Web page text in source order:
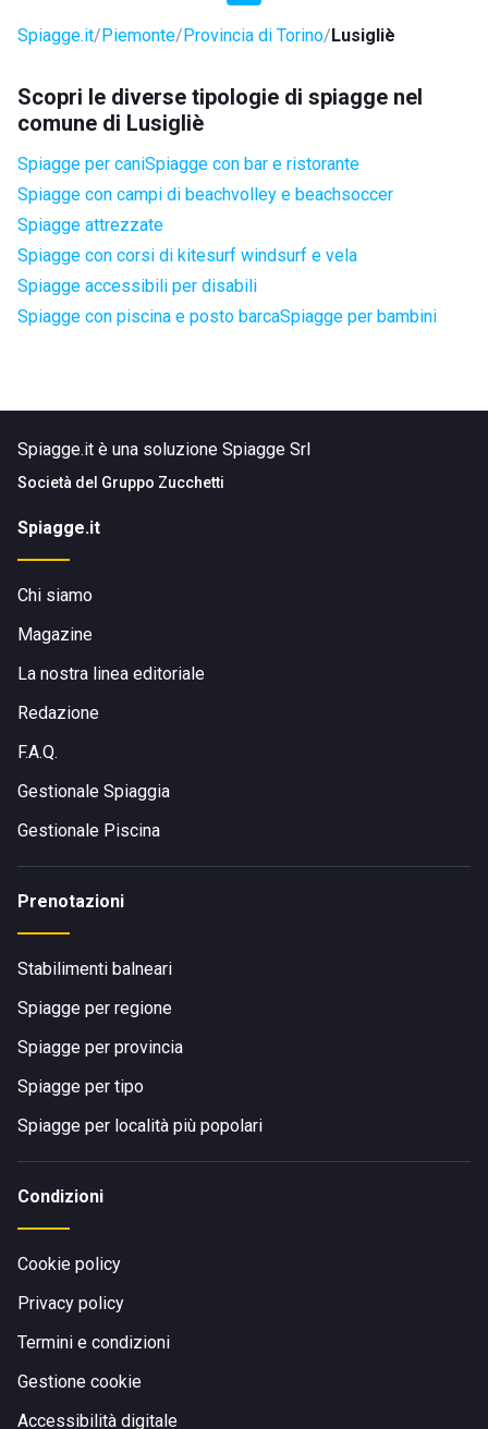
Spiagge.it Piemonte Provincia di Torino Lusigliè
Scopri le diverse tipologie di spiagge nel
comune di Lusigliè
Spiagge per caniSpiagge con bar e ristorante
Spiagge con campi di beachvolley e beachsoccer
Spiagge attrezzate
Spiagge con corsi di kitesurf windsurf e vela
Spiagge accessibili per disabili
Spiagge con piscina e posto barcaSpiagge per bambini
Spiagge.it è una soluzione Spiagge Srl
Società del Gruppo Zucchetti
Spiagge.it
Chi siamo
Magazine
La nostra linea editoriale
Redazione
F.A.Q.
Gestionale Spiaggia
Gestionale Piscina
Prenotazioni
Stabilimenti balneari
Spiagge per regione
Spiagge per provincia
Spiagge per tipo
Spiagge per località più popolari
Condizioni
Cookie policy
Privacy policy
Termini e condizioni
Gestione cookie
Accessibilità digitale